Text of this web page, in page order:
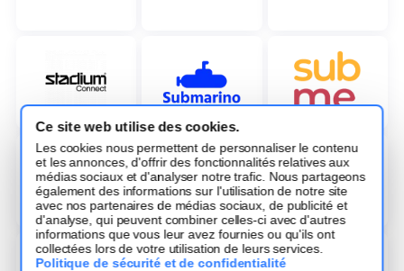
Ce site web utilise des cookies.
Les cookies nous permettent de personnaliser le contenu
et les annonces, d'offrir des fonctionnalités relatives aux
médias sociaux et d'analyser notre trafic. Nous partageons
également des informations sur l'utilisation de notre site
avec nos partenaires de médias sociaux, de publicité et
d'analyse, qui peuvent combiner celles-ci avec d'autres
informations que vous leur avez fournies ou qu'ils ont
collectées lors de votre utilisation de leurs services.
Politique de sécurité et de confidentialité